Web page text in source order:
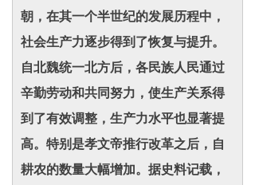
朝，在其一个半世纪的发展历程中，
社会生产力逐步得到了恢复与提升。
自北魏统一北方后，各民族人民通过
辛勤劳动和共同努力，使生产关系得
到了有效调整，生产力水平也显著提
高。特别是孝文帝推行改革之后，自
耕农的数量大幅增加。据史料记载，